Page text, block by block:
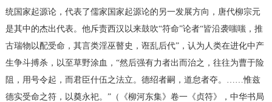
统国家起源论，代表了儒家国家起源论的另一发展方向，唐代柳宗元
是其中的杰出代表。他斥责西汉以来鼓吹“符命”论者“皆沿袭嗤嗤，推
古瑞物以配受命，其言类淫巫瞽史，诳乱后代”，认为人类在进化中产
生争斗搏杀，以至草野涂血，“然后强有力者出而治之，往往为曹于险
阻，用号令起，而君臣什伍之法立。德绍者嗣，道怠者夺。……惟兹
德实受命之符，以奠永祀。”（《柳河东集》卷一《贞符》，中华书局